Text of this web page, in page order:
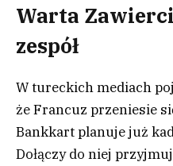
Warta
zespół
W tureckich mediach
że Francuz przeniesie
Bankkart planuje już
Dołączy do niej